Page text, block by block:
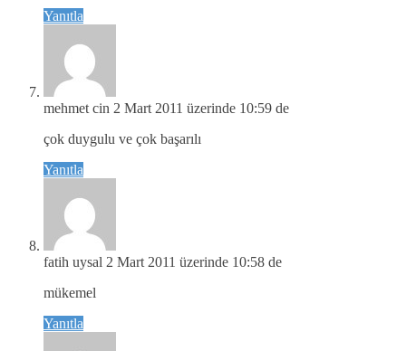
Yanıtla
mehmet cin 2 Mart 2011 üzerinde 10:59 de
çok duygulu ve çok başarılı
Yanıtla
fatih uysal 2 Mart 2011 üzerinde 10:58 de
mükemel
Yanıtla